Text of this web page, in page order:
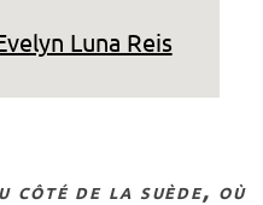
Luna Reis